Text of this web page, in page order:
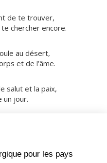
de te trouver,
chercher encore.
au désert,
et de l’âme.
salut et la paix,
jour.